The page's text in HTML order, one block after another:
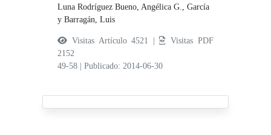
Luna Rodríguez Bueno, Angélica G.,García
y Barragán, Luis
Visitas Artículo 4521 |
Visitas PDF
2152
49-58
|Publicado: 2014-06-30